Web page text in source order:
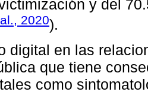
y del
2020).
digital en las
que tiene
como